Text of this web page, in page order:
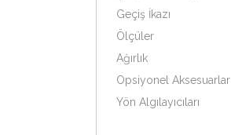
Geçiş İkazı
Ölçüler
Ağırlık
Opsiyonel Aksesuarlar
Yön Algılayıcıları